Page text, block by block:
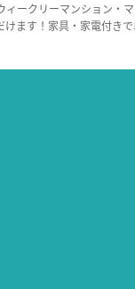
ィークリーマンション・
ます！家具・家電付きで